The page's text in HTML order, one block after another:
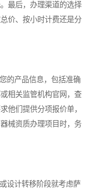
最后，办理渠道的选择
价、按小时计费还是分
的产品信息，包括准确
相关监管机构官网，查
他们提供分项报价单，
械资质办理项目时，务
设计转移阶段就考虑萨